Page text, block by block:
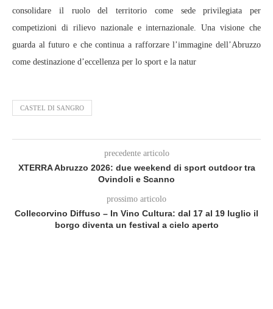
consolidare il ruolo del territorio come sede privilegiata per
competizioni di rilievo nazionale e internazionale. Una visione che
guarda al futuro e che continua a rafforzare l’immagine dell’Abruzzo
come destinazione d’eccellenza per lo sport e la natur
CASTEL DI SANGRO
precedente articolo
XTERRA Abruzzo 2026: due weekend di sport outdoor tra
Ovindoli e Scanno
prossimo articolo
Collecorvino Diffuso – In Vino Cultura: dal 17 al 19 luglio il
borgo diventa un festival a cielo aperto